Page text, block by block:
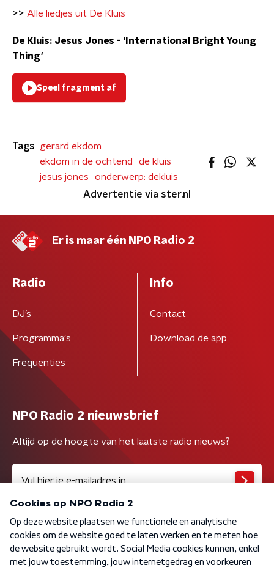
>> Alle liedjes uit De Kluis
De Kluis: Jesus Jones - 'International Bright Young
Thing'
Speel fragment af
Tags
gerard ekdom
ekdom in de ochtend
de kluis
jesus jones
onderwerp: dekluis
Advertentie via ster.nl
Er is maar één NPO Radio 2
Radio
DJ’s
Programma's
Frequenties
Info
Contact
Download de app
NPO Radio 2 nieuwsbrief
Altijd op de hoogte van het laatste radio nieuws?
Algemene voorwaarden